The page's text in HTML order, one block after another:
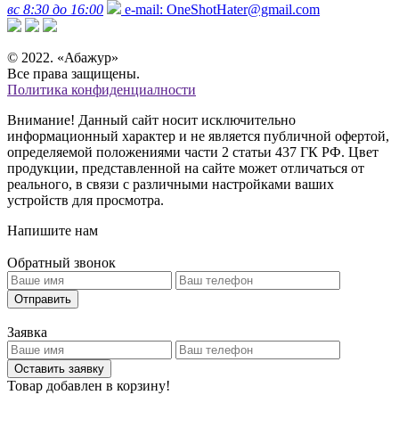
вс 8:30 до 16:00
e-mail: OneShotHater@gmail.com
© 2022. «Абажур»
Все права защищены.
Политика конфиденциалности
Внимание! Данный сайт носит исключительно
информационный характер и не является публичной офертой,
определяемой положениями части 2 статьи 437 ГК РФ. Цвет
продукции, представленной на сайте может отличаться от
реального, в связи с различными настройками ваших
устройств для просмотра.
Напишите нам
Обратный звонок
Отправить
Заявка
Оставить заявку
Товар добавлен в корзину!